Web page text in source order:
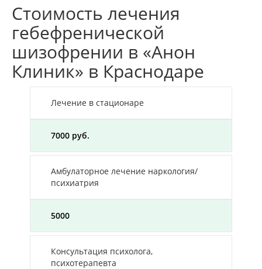
Стоимость лечения
гебефренической
шизофрении в «Анон
Клиник» в Краснодаре
Лечение в стационаре
7000 руб.
Амбулаторное лечение наркология/
психиатрия
5000
Консультация психолога,
психотерапевта